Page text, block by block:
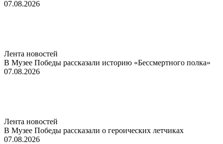
07.08.2026
Лента новостей
В Музее Победы рассказали историю «Бессмертного полка»
07.08.2026
Лента новостей
В Музее Победы рассказали о героических летчиках
07.08.2026